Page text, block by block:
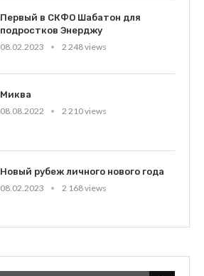
Первый в СКФО Шабатон для
подростков Энерджу
08.02.2023
2 248 views
Миква
08.08.2022
2 210 views
Новый рубеж личного нового года
08.02.2023
2 168 views